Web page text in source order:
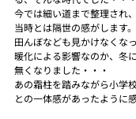
今では細い道まで整理され
当時とは隔世の感がします
田んぼなども見かけなくな
暖化による影響なのか、冬
無くなりました・・・
あの霜柱を踏みながら小学
との一体感があったように感